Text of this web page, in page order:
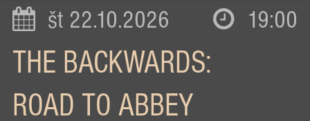
št 22.10.2026 19:00
THE BACKWARDS:
ROAD TO ABBEY